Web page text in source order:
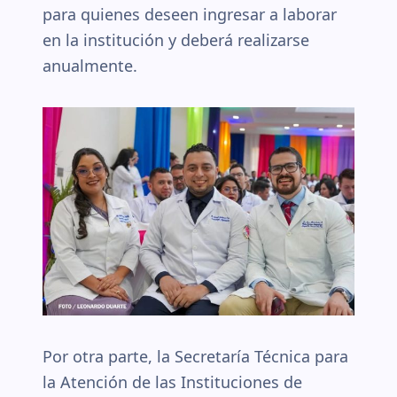
para quienes deseen ingresar a laborar
en la institución y deberá realizarse
anualmente.
Por otra parte, la Secretaría Técnica para
la Atención de las Instituciones de